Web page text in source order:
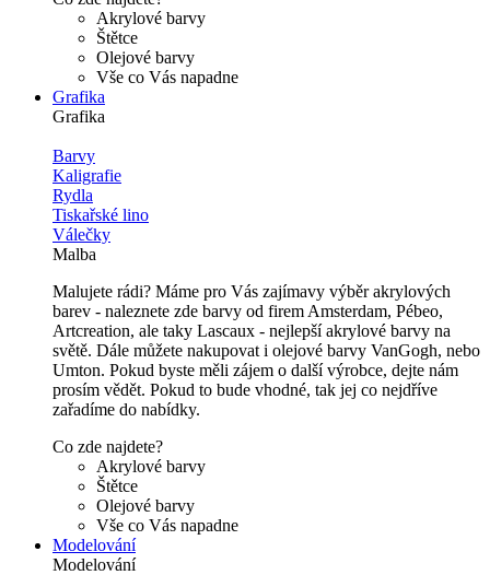
Akrylové barvy
Štětce
Olejové barvy
Vše co Vás napadne
Grafika
Grafika
Barvy
Kaligrafie
Rydla
Tiskařské lino
Válečky
Malba
Malujete rádi? Máme pro Vás zajímavy výběr akrylových
barev - naleznete zde barvy od firem Amsterdam, Pébeo,
Artcreation, ale taky Lascaux - nejlepší akrylové barvy na
světě. Dále můžete nakupovat i olejové barvy VanGogh, nebo
Umton. Pokud byste měli zájem o další výrobce, dejte nám
prosím vědět. Pokud to bude vhodné, tak jej co nejdříve
zařadíme do nabídky.
Co zde najdete?
Akrylové barvy
Štětce
Olejové barvy
Vše co Vás napadne
Modelování
Modelování